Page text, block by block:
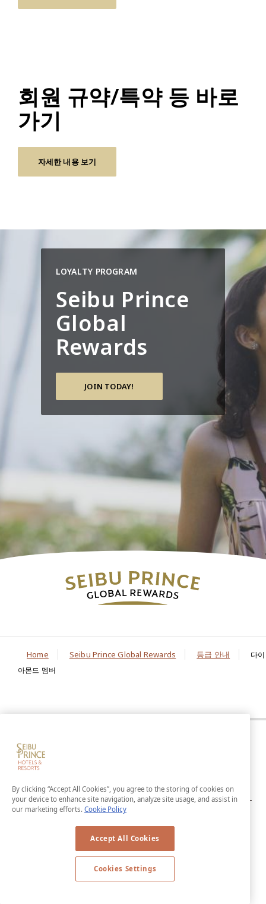
회원 규약/특약 등 바로
가기
자세한 내용 보기
LOYALTY PROGRAM
Seibu Prince
Global
Rewards
JOIN TODAY!
Home Seibu Prince Global Rewards 등급 안내
다이
아몬드 멤버
By clicking “Accept All Cookies”, you agree to the storing of cookies on
your device to enhance site navigation, analyze site usage, and assist in
our marketing efforts. Cookie Policy
Accept All Cookies
Cookies Settings